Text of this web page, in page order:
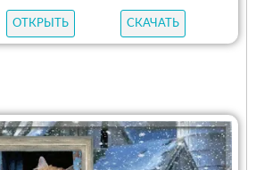
ОТКРЫТЬ СКАЧАТЬ